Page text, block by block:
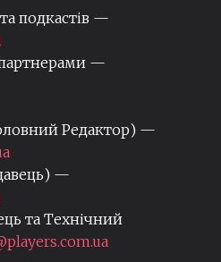
подкастів —
—
Редактор) —
—
та Технічний